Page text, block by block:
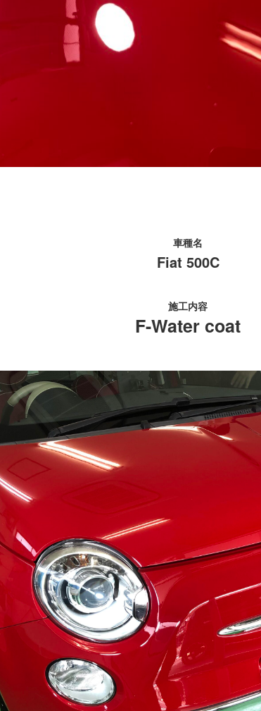
車種名
Fiat 500C
施工内容
F-Water coat